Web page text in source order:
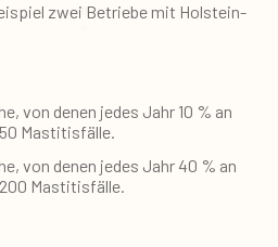
zwei Betriebe mit Holstein-
von denen jedes Jahr 10 % an
Mastitisfälle.
von denen jedes Jahr 40 % an
Mastitisfälle.